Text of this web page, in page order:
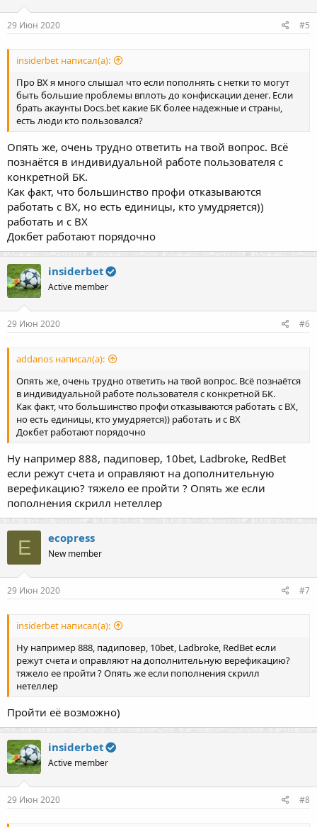
:
29 Июн 2020
#5
insiderbet написал(а):
Про ВХ я много слышал что если пополнять с нетки то могут
быть большие проблемы вплоть до конфискации денег. Если
брать акаунты Docs.bet какие БК более надежные и страны,
есть люди кто пользовался?
Опять же, очень трудно ответить на твой вопрос. Всё
познаётся в индивидуальной работе пользователя с
конкретной БК.
Как факт, что большинство профи отказываются
работать с ВХ, но есть единицы, кто умудряется))
работать и с ВХ
Докбет работают порядочно
insiderbet
Active member
29 Июн 2020 #6
addanos написал(а):
Опять же, очень трудно ответить на твой вопрос. Всё познаётся
в индивидуальной работе пользователя с конкретной БК.
Как факт, что большинство профи отказываются работать с ВХ,
но есть единицы, кто умудряется)) работать и с ВХ
Докбет работают порядочно
Ну например 888, падиповер, 10bet, Ladbroke, RedBet
если режут счета и оправляют на дополнительную
верефикацию? тяжело ее пройти ? Опять же если
пополнения скрилл нетеллер
E ecopress
New member
29 Июн 2020 #7
insiderbet написал(а):
Ну например 888, падиповер, 10bet, Ladbroke, RedBet если
режут счета и оправляют на дополнительную верефикацию?
тяжело ее пройти ? Опять же если пополнения скрилл
нетеллер
Пройти её возможно)
insiderbet
Active member
29 Июн 2020 #8